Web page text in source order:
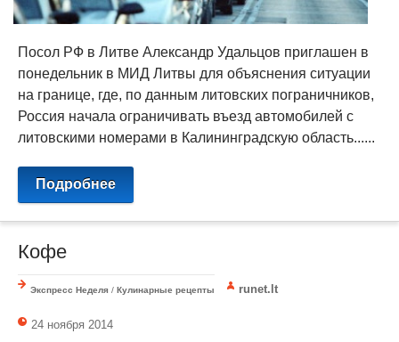
Посол РФ в Литве Александр Удальцов приглашен в
понедельник в МИД Литвы для объяснения ситуации
на границе, где, по данным литовских пограничников,
Россия начала ограничивать въезд автомобилей с
литовскими номерами в Калининградскую область......
Подробнее
Кофе
Экспресс Неделя / Кулинарные рецепты runet.lt
24 ноября 2014